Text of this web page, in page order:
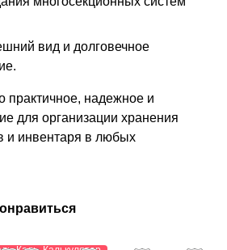
вид и долговечное
надежное и
для организации хранения
и инвентаря в любых